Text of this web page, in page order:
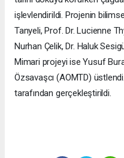
işlevlendirildi. Projenin
Tanyeli, Prof. Dr. Lucienne
Nurhan Çelik, Dr. Haluk
Mimari projeyi ise Yusuf
Özsavaşcı (AOMTD)
tarafından gerçekleştirildi.